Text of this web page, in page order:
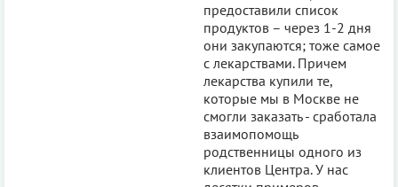
предоставили список
продуктов – через 1-2 дня
они закупаются; тоже самое
с лекарствами. Причем
лекарства купили те,
которые мы в Москве не
смогли заказать - сработала
взаимопомощь
родственницы одного из
клиентов Центра. У нас